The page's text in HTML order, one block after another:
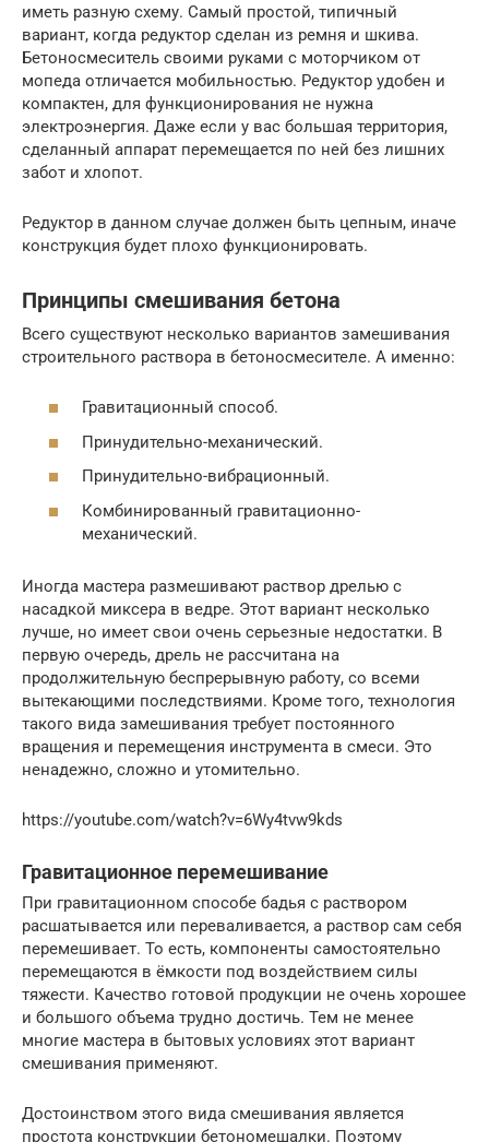
иметь разную схему. Самый простой, типичный
вариант, когда редуктор сделан из ремня и шкива.
Бетоносмеситель своими руками с моторчиком от
мопеда отличается мобильностью. Редуктор удобен и
компактен, для функционирования не нужна
электроэнергия. Даже если у вас большая территория,
сделанный аппарат перемещается по ней без лишних
забот и хлопот.
Редуктор в данном случае должен быть цепным, иначе
конструкция будет плохо функционировать.
Принципы смешивания бетона
Всего существуют несколько вариантов замешивания
строительного раствора в бетоносмесителе. А именно:
Гравитационный способ.
Принудительно-механический.
Принудительно-вибрационный.
Комбинированный гравитационно-
механический.
Иногда мастера размешивают раствор дрелью с
насадкой миксера в ведре. Этот вариант несколько
лучше, но имеет свои очень серьезные недостатки. В
первую очередь, дрель не рассчитана на
продолжительную беспрерывную работу, со всеми
вытекающими последствиями. Кроме того, технология
такого вида замешивания требует постоянного
вращения и перемещения инструмента в смеси. Это
ненадежно, сложно и утомительно.
https://youtube.com/watch?v=6Wy4tvw9kds
Гравитационное перемешивание
При гравитационном способе бадья с раствором
расшатывается или переваливается, а раствор сам себя
перемешивает. То есть, компоненты самостоятельно
перемещаются в ёмкости под воздействием силы
тяжести. Качество готовой продукции не очень хорошее
и большого объема трудно достичь. Тем не менее
многие мастера в бытовых условиях этот вариант
смешивания применяют.
Достоинством этого вида смешивания является
простота конструкции бетономешалки. Поэтому